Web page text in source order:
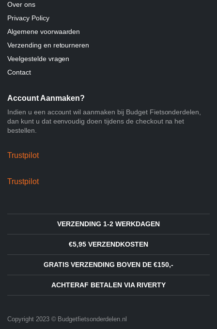
Over ons
Privacy Policy
Algemene voorwaarden
Verzending en retourneren
Veelgestelde vragen
Contact
Account Aanmaken?
Indien u een account wil aanmaken bij Budget Fietsonderdelen,
dan kunt u dat eenvoudig doen tijdens de checkout na het
bestellen.
Trustpilot
Trustpilot
VERZENDING 1-2 WERKDAGEN
€5,95 VERZENDKOSTEN
GRATIS VERZENDING BOVEN DE €150,-
ACHTERAF BETALEN VIA RIVERTY
Copyright 2023 © Budgetfietsonderdelen.nl